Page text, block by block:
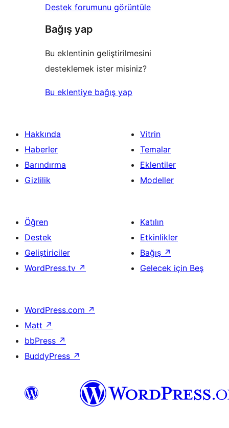
Destek forumunu görüntüle
Bağış yap
Bu eklentinin geliştirilmesini
desteklemek ister misiniz?
Bu eklentiye bağış yap
Hakkında
Haberler
Barındırma
Gizlilik
Vitrin
Temalar
Eklentiler
Modeller
Öğren
Destek
Geliştiriciler
WordPress.tv ↗
Katılın
Etkinlikler
Bağış ↗
Gelecek için Beş
WordPress.com ↗
Matt ↗
bbPress ↗
BuddyPress ↗